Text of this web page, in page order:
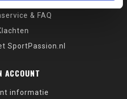
& FAQ
SportPassion.nl
ACCOUNT
informatie